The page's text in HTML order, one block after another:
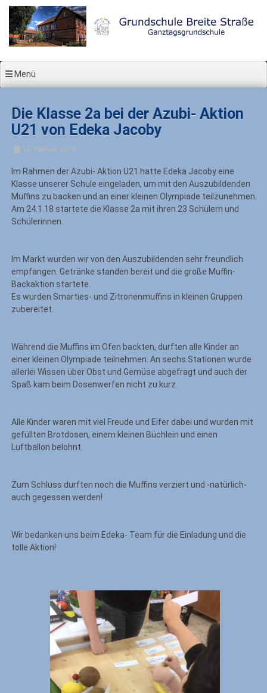
Zum
Inhalt
springen
Menü
Die Klasse 2a bei der Azubi- Aktion
U21 von Edeka Jacoby
12. Februar 2018
Im Rahmen der Azubi- Aktion U21 hatte Edeka Jacoby eine
Klasse unserer Schule eingeladen, um mit den Auszubildenden
Muffins zu backen und an einer kleinen Olympiade teilzunehmen.
Am 24.1.18 startete die Klasse 2a mit ihren 23 Schülern und
Schülerinnen.
Im Markt wurden wir von den Auszubildenden sehr freundlich
empfangen. Getränke standen bereit und die große Muffin-
Backaktion startete.
Es wurden Smarties- und Zitronenmuffins in kleinen Gruppen
zubereitet.
Während die Muffins im Ofen backten, durften alle Kinder an
einer kleinen Olympiade teilnehmen. An sechs Stationen wurde
allerlei Wissen über Obst und Gemüse abgefragt und auch der
Spaß kam beim Dosenwerfen nicht zu kurz.
Alle Kinder waren mit viel Freude und Eifer dabei und wurden mit
gefüllten Brotdosen, einem kleinen Büchlein und einen
Luftballon belohnt.
Zum Schluss durften noch die Muffins verziert und -natürlich-
auch gegessen werden!
Wir bedanken uns beim Edeka- Team für die Einladung und die
tolle Aktion!